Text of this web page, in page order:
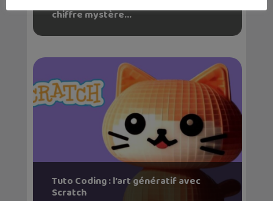
chiffre mystère...
Tuto Coding : l’art génératif avec
Scratch